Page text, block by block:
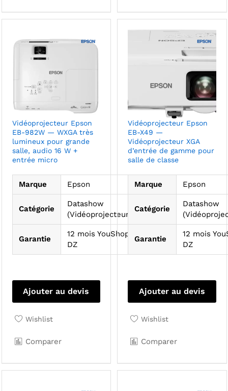
Vidéoprojecteur Epson
EB-982W — WXGA très
lumineux pour grande
salle, audio 16 W +
entrée micro
Marque Epson
Catégorie
Datashow
(Vidéoprojecteurs)
Garantie
12 mois YouShop
DZ
Ajouter au devis
Wishlist
Comparer
Vidéoprojecteur Epson
EB-X49 —
Vidéoprojecteur XGA
d’entrée de gamme pour
salle de classe
Marque Epson
Catégorie
Datashow
Garantie
12 mois
DZ
Ajouter au devis
Wishlist
Comparer